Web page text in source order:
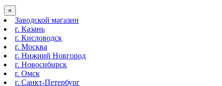
×
Заводской магазин
г. Казань
г. Кисловодск
г. Москва
г. Нижний Новгород
г. Новосибирск
г. Омск
г. Санкт-Петербург